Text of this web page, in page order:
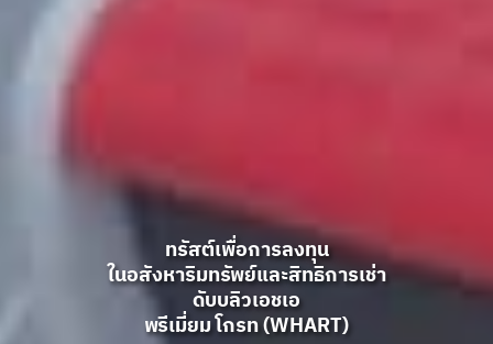
ทรัสต์เพื่อการลงทุน
ในอสังหาริมทรัพย์และสิทธิการเช่า
ดับบลิวเอชเอ
พรีเมี่ยม โกรท (WHART)
ทรัสต์เพื่อการลงทุน
ในอสังหาริมทรัพย์และสิทธิการเช่า
ดับบลิวเอชเอ
พรีเมี่ยม โกรท (WHART)
ทรัสต์เพื่อการลงทุน
ในอสังหาริมทรัพย์และสิทธิการเช่า
ดับบลิวเอชเอ
พรีเมี่ยม โกรท (WHART)